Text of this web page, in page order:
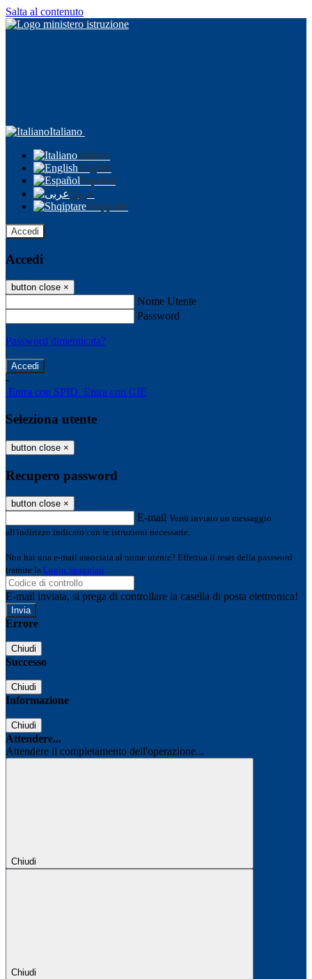
Salta al contenuto
Italiano
Italiano
English
Español
عربى
Shqiptare
Accedi
Accedi
button close ×
Nome Utente
Password
Password dimenticata?
-
Entra con SPID Entra con CIE
Seleziona utente
button close ×
Recupero password
button close ×
E-mail Verrà inviato un messaggio
all'indirizzo indicato con le istruzioni necessarie.
Non hai una e-mail associata al nome utente? Effettua il reset della password
tramite la Login Spaggiari
E-mail inviata, si prega di controllare la casella di posta elettronica!
Errore
Chiudi
Successo
Chiudi
Informazione
Chiudi
Attendere...
Attendere il completamento dell'operazione...
Chiudi
Chiudi